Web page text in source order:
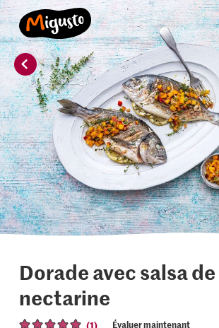
Dorade avec salsa de
nectarine
(1) Évaluer maintenant